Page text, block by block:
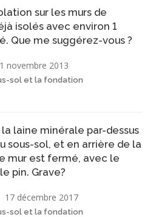
sur les murs de
isolés avec environ 1
Que me suggérez-vous ?
novembre 2013
sol et la fondation
laine minérale par-dessus
sous-sol, et en arrière de la
mur est fermé, avec le
pin. Grave?
17 décembre 2017
sol et la fondation